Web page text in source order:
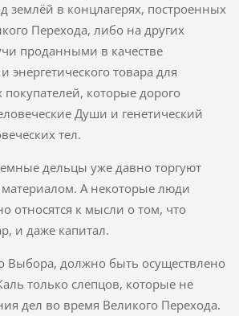
землёй в концлагерях, построенных
Перехода, либо на других
проданными в качестве
энергетического товара для
которые дорого
Души и генетический
тел.
дельцы уже давно торгуют
А некоторые люди
относятся к мысли о том, что
и даже капитал.
Выбора, должно быть осуществлено
только слепцов, которые не
дел во время Великого Перехода.